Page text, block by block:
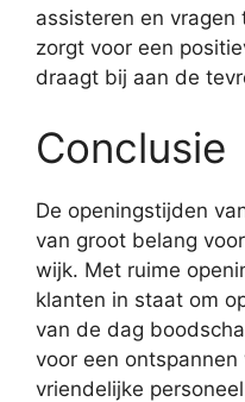
assisteren en
zorgt voor een
draagt bij aan de
Conclusie
De openingstijden
van groot belang
wijk. Met ruime
klanten in staat om
van de dag
voor een
vriendelijke